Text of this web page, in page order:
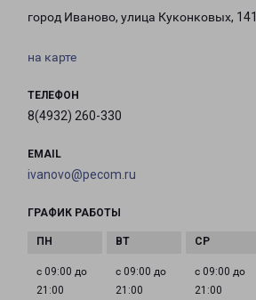
город Иваново, улица Куконковых, 141
на карте
ТЕЛЕФОН
8(4932) 260-330
EMAIL
ivanovo@pecom.ru
ГРАФИК РАБОТЫ
с 09:00 до
21:00
с 09:00 до
21:00
с 09:00 до
21:00